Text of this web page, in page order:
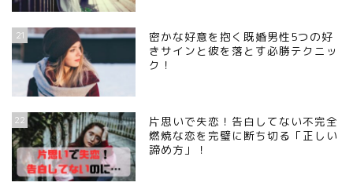
21
密かな好意を抱く既婚男性5つの好
きサインと彼を落とす必勝テクニッ
ク！
22
片思いで失恋！告白してない不完全
燃焼な恋を完璧に断ち切る「正しい
諦め方」！